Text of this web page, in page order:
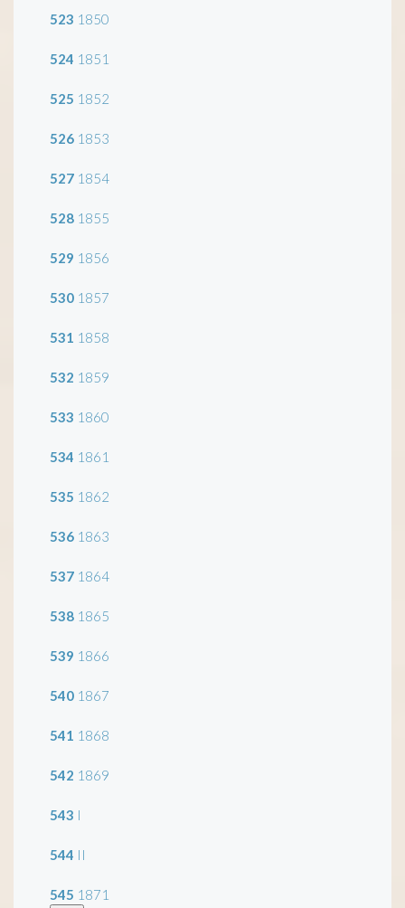
523 1850
524 1851
525 1852
526 1853
527 1854
528 1855
529 1856
530 1857
531 1858
532 1859
533 1860
534 1861
535 1862
536 1863
537 1864
538 1865
539 1866
540 1867
541 1868
542 1869
543 I
544 II
545 1871